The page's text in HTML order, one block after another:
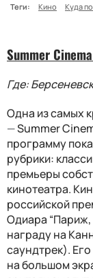
Теги:
Кино Куда
Summer
Где:
Одна из самых
—Summer
программу
рубрики:
премьеры
кинотеатра.
российской
Одиара “Париж,
награду на
саундтрек).
на большом